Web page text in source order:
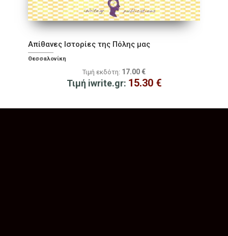
Απίθανες Ιστορίες της Πόλης μας
Θεσσαλονίκη
Τιμή εκδότη: 17.00 €
Τιμή iwrite.gr: 15.30 €